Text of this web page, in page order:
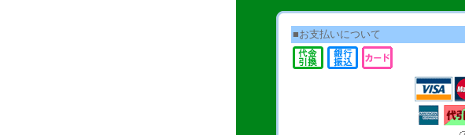
■お支払いについて